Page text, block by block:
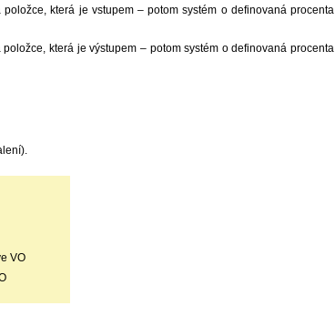
která je vstupem – potom systém o definovaná procenta
která je výstupem – potom systém o definovaná procenta
VO